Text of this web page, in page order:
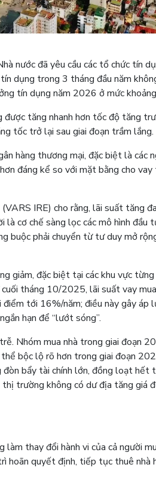
nước đã yêu cầu các tổ chức tín
dụng trong 3 tháng đầu năm
tín dụng năm 2026 ở mức
tăng nhanh hơn tốc độ tăng
tốc trở lại sau giai đoạn trầm lắng.
hàng thương mại, đặc biệt là các
đáng kể so với mặt bằng cho vay
IRE) cho rằng, lãi suất tăng
cơ chế sàng lọc các mô hình đầu
buộc phải chuyển từ tư duy mở
giảm, đặc biệt tại các khu vực
tháng 10/2025, lãi suất vay
tới 16%/năm; điều này gây áp
hạn để “lướt sóng”.
Nhóm mua nhà trong giai đoạn
bộc lộ rõ hơn trong giai đoạn
bẩy tài chính lớn, đồng loạt hết
trường không có dư địa tăng giá
làm thay đổi hành vi của cả người
hoãn quyết định, tiếp tục thuê nhà